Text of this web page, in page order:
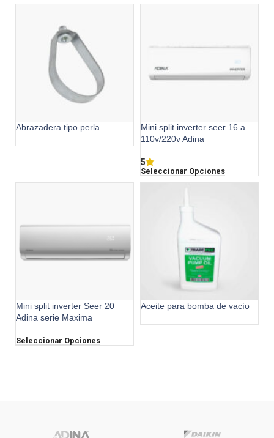
Abrazadera tipo perla
Mini split inverter seer 16 a
110v/220v Adina
5
Seleccionar Opciones
Mini split inverter Seer 20
Adina serie Maxima
Seleccionar Opciones
Aceite para bomba de vacío